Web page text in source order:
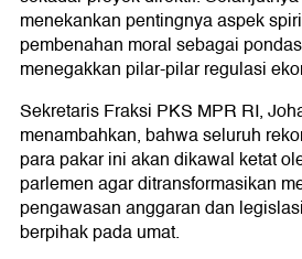
menekankan pentingnya aspek
pembenahan moral sebagai
menegakkan pilar-pilar regulasi
Sekretaris Fraksi PKS MPR RI,
menambahkan, bahwa seluruh
para pakar ini akan dikawal ketat
parlemen agar ditransformasikan
pengawasan anggaran dan
berpihak pada umat.